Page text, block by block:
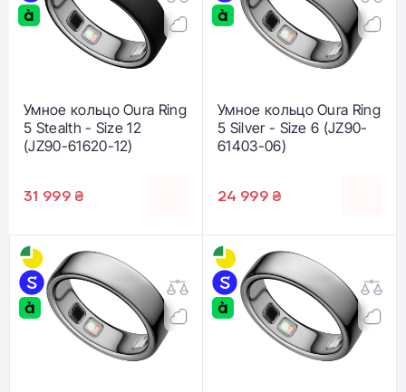
Умное кольцо Oura Ring
5 Stealth - Size 12
(JZ90-61620-12)
31 999 ₴
Умное кольцо Oura Ring
5 Silver - Size 6 (JZ90-
61403-06)
24 999 ₴